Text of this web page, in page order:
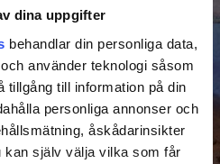
dina uppgifter
behandlar din personliga data,
använder teknologi såsom
tillgång till information på din
personliga annonser och
åskådarinsikter
själv välja vilka som får